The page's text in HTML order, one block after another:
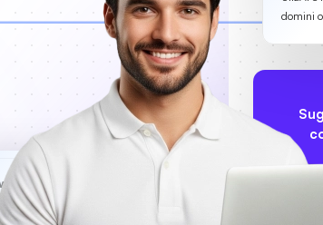
domini
MyCafe